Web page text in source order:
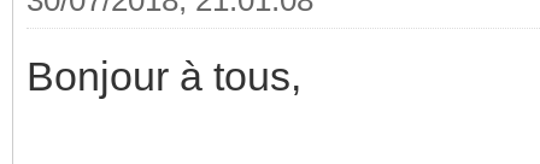
Bonjour à tous,